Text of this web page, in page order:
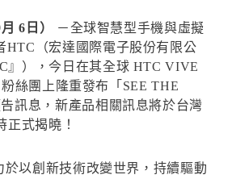
6日）
－全球智慧型手機與虛擬
HTC（宏達國際電子股份有限公
』），今日在其全球 HTC VIVE
絲團上隆重發布「SEE THE
訊息，新產品相關訊息將於台灣
正式揭曉！
以創新技術改變世界，持續驅動